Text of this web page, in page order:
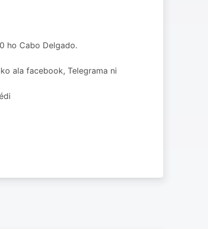
ho Cabo Delgado.
ala facebook, Telegrama ni